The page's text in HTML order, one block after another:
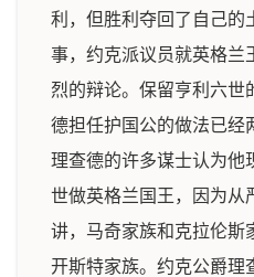
利，但胜利夺回了自己的
事，约克派议员就英格兰
烈的辩论。保留亨利六世
德担任护国公的做法已经
理查德的许多谋士认为他
世做英格兰国王，因为从
讲，马奇家族和克拉伦斯
开斯特家族。约克公爵理